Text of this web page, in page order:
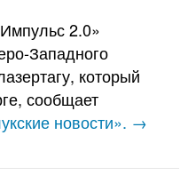
2.0»
Западного
который
сообщает
новости». →